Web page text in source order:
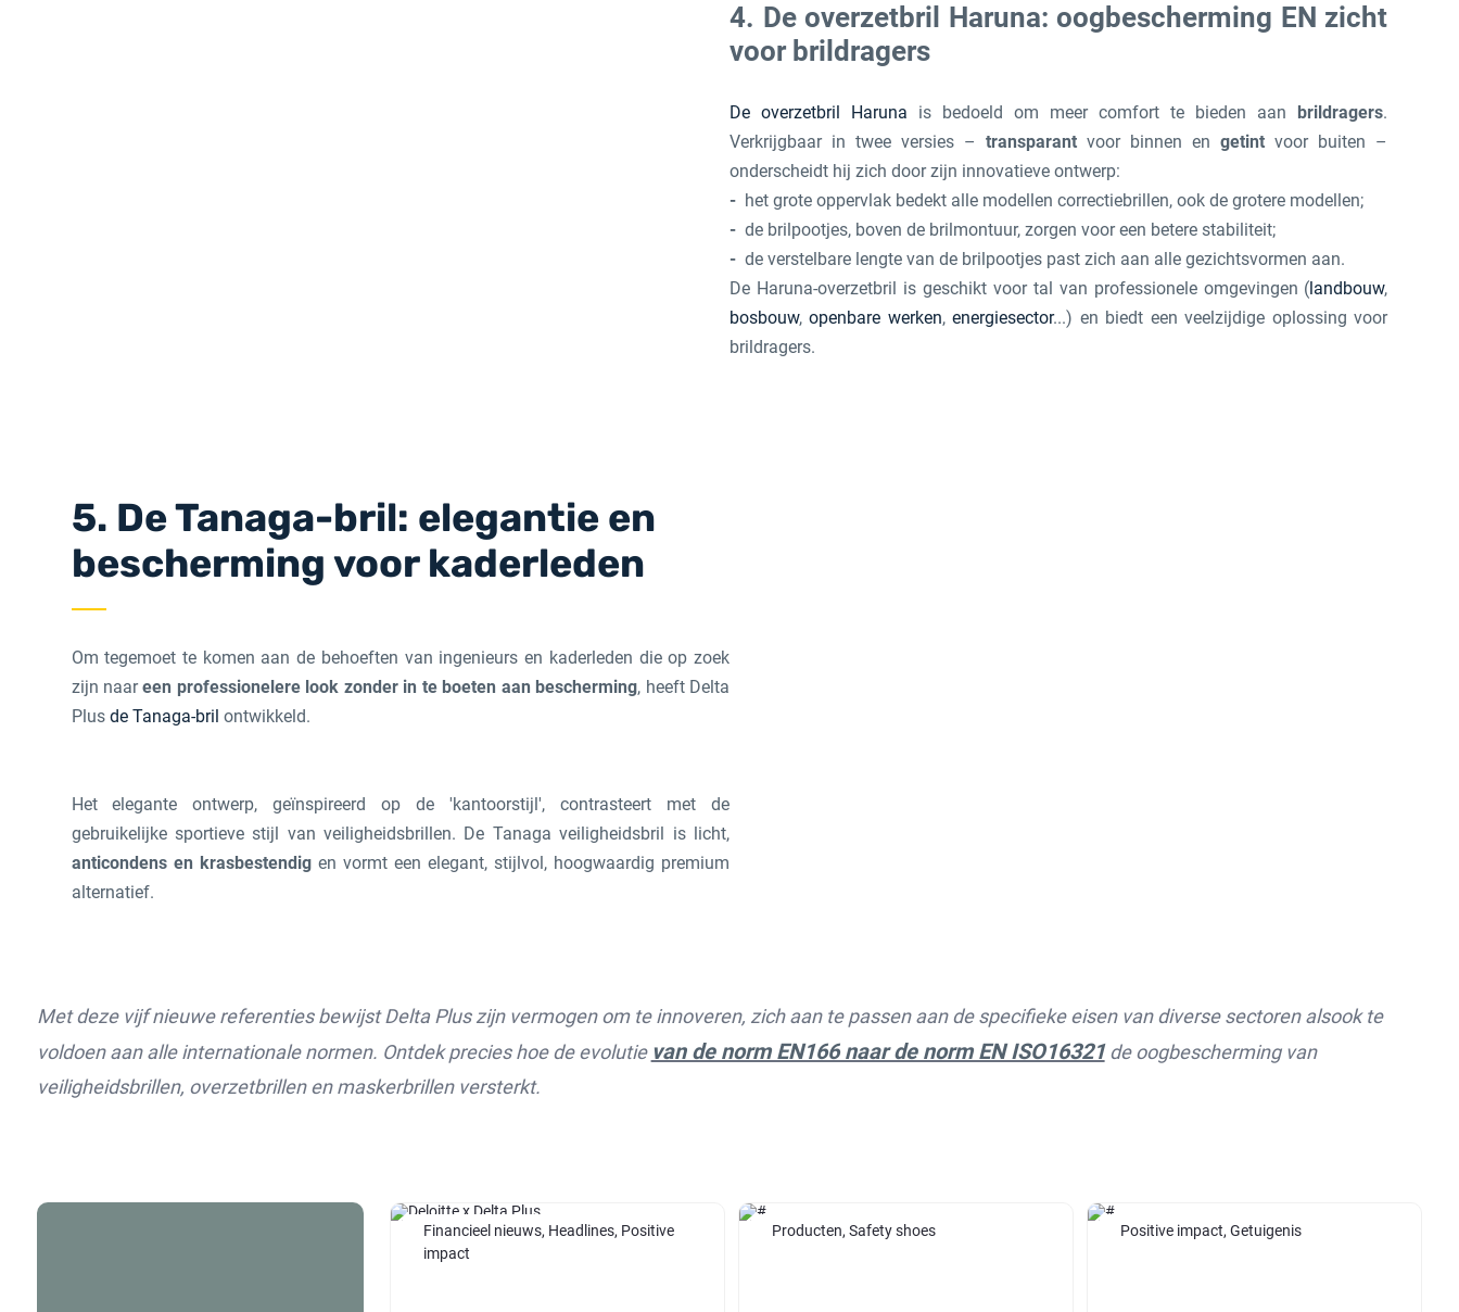
4. De overzetbril Haruna: oogbescherming EN zicht
voor brildragers
De overzetbril Haruna is bedoeld om meer comfort te bieden aan brildragers.
Verkrijgbaar in twee versies –transparantvoor binnen engetintvoor buiten –
onderscheidt hij zich door zijn innovatieve ontwerp:
het grote oppervlak bedekt alle modellen correctiebrillen, ook de grotere modellen;
de brilpootjes, boven de brilmontuur, zorgen voor een betere stabiliteit;
de verstelbare lengte van de brilpootjes past zich aan alle gezichtsvormen aan.
De Haruna-overzetbril is geschikt voor tal van professionele omgevingen (landbouw,
bosbouw,openbare werken,energiesector...) en biedt een veelzijdige oplossing voor
brildragers.
5. De Tanaga-bril: elegantie en
bescherming voor kaderleden
Om tegemoet te komen aan de behoeften van ingenieurs en kaderleden die op zoek
zijn naareen professionelere look zonder in te boeten aan bescherming, heeft Delta
Plus de Tanaga-bril ontwikkeld.
Het elegante ontwerp, geïnspireerd op de 'kantoorstijl', contrasteert met de
gebruikelijke sportieve stijl van veiligheidsbrillen. De Tanaga veiligheidsbril is licht,
anticondens en krasbestendigen vormt een elegant, stijlvol, hoogwaardig premium
alternatief.
Met deze vijf nieuwe referenties bewijst Delta Plus zijn vermogen om te innoveren, zich aan te passen aan de specifieke eisen van diverse sectoren alsook te
voldoen aan alle internationale normen. Ontdek precies hoe de evolutie van de norm EN166 naar de norm EN ISO16321de oogbescherming van
veiligheidsbrillen, overzetbrillen en maskerbrillen versterkt.
Financieel nieuws, Headlines, Positive
impact
Producten, Safety shoes Positive impact, Getuigenis